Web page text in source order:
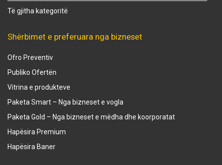
Të gjitha kategoritë
Shërbimet e preferuara nga bizneset
Ofro Preventiv
Publiko Ofertën
Vitrina e produkteve
Paketa Smart – Nga bizneset e vogla
Paketa Gold – Nga bizneset e mëdha dhe koorporatat
Hapësira Premium
Hapësira Baner